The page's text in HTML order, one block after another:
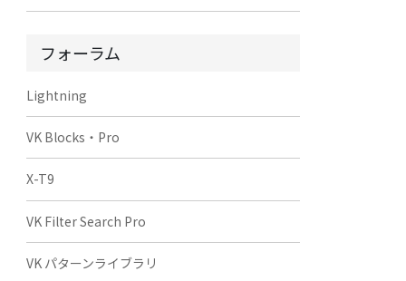
フォーラム
Lightning
VK Blocks・Pro
X-T9
VK Filter Search Pro
VK パターンライブラリ